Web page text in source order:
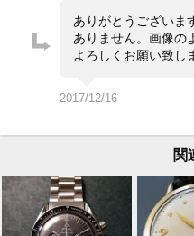
文字盤色 黒
ケース径 35mm
うでまわり 最大
社外ベルト
付属品なし
ありがとうございま
ありません。画像の
よろしくお願い致し
2017/12/16
関